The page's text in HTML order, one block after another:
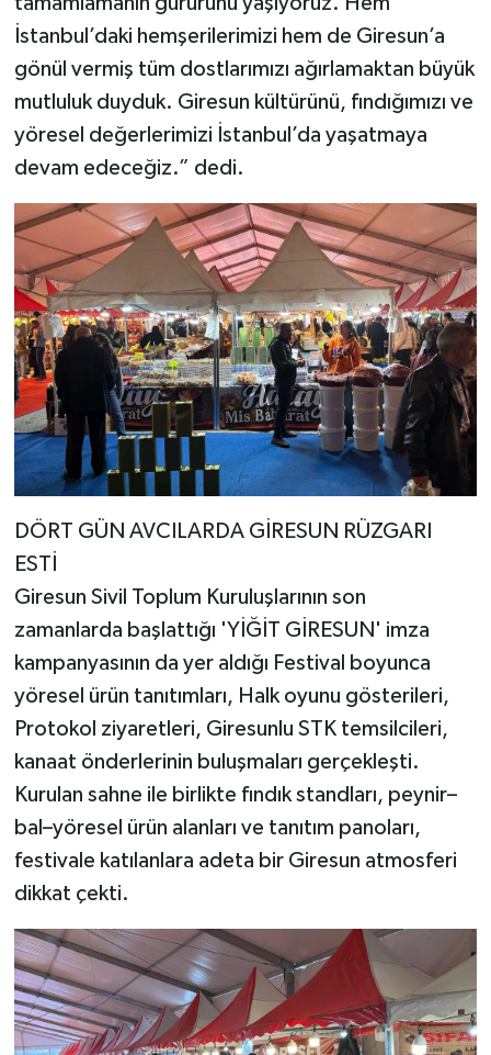
İstanbul’daki hemşerilerimizi hem de Giresun’a
gönül vermiş tüm dostlarımızı ağırlamaktan büyük
mutluluk duyduk. Giresun kültürünü, fındığımızı ve
yöresel değerlerimizi İstanbul’da yaşatmaya
devam edeceğiz.” dedi.
DÖRT GÜN AVCILARDA GİRESUN RÜZGARI
ESTİ
Giresun Sivil Toplum Kuruluşlarının son
zamanlarda başlattığı 'YİĞİT GİRESUN' imza
kampanyasının da yer aldığı Festival boyunca
yöresel ürün tanıtımları, Halk oyunu gösterileri,
Protokol ziyaretleri, Giresunlu STK temsilcileri,
kanaat önderlerinin buluşmaları gerçekleşti.
Kurulan sahne ile birlikte fındık standları, peynir–
bal–yöresel ürün alanları ve tanıtım panoları,
festivale katılanlara adeta bir Giresun atmosferi
dikkat çekti.